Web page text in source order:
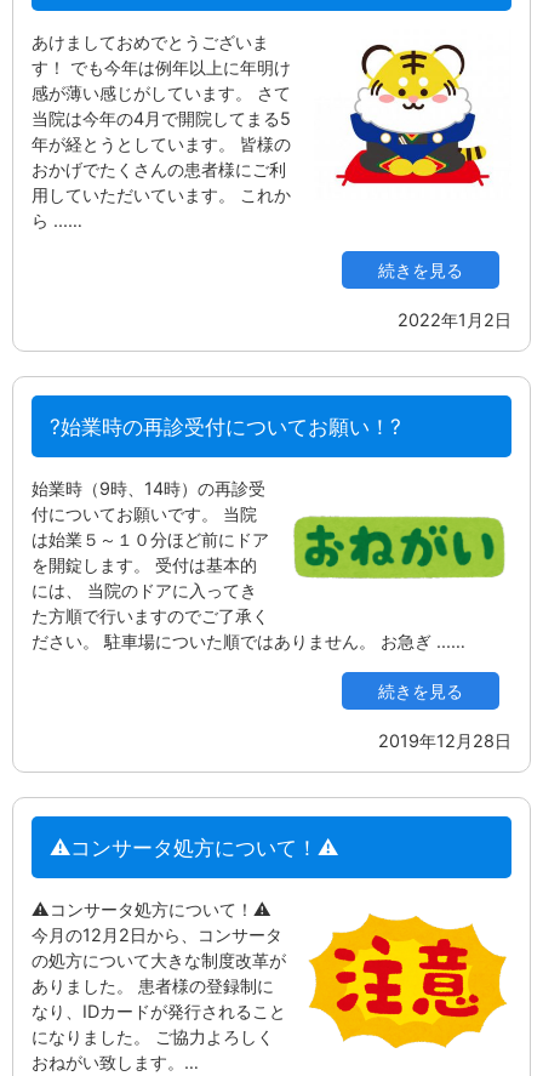
あけましておめでとうございま
す！ でも今年は例年以上に年明け
感が薄い感じがしています。 さて
当院は今年の4月で開院してまる5
年が経とうとしています。 皆様の
おかげでたくさんの患者様にご利
用していただいています。 これか
ら ...…
続きを見る
2022年1月2日
?始業時の再診受付についてお願い！?
始業時（9時、14時）の再診受
付についてお願いです。 当院
は始業５～１０分ほど前にドア
を開錠します。 受付は基本的
には、 当院のドアに入ってき
た方順で行いますのでご了承く
ださい。 駐車場についた順ではありません。 お急ぎ ...…
続きを見る
2019年12月28日
⚠コンサータ処方について！⚠
⚠コンサータ処方について！⚠
今月の12月2日から、コンサータ
の処方について大きな制度改革が
ありました。 患者様の登録制に
なり、IDカードが発行されること
になりました。 ご協力よろしく
おねがい致します。…